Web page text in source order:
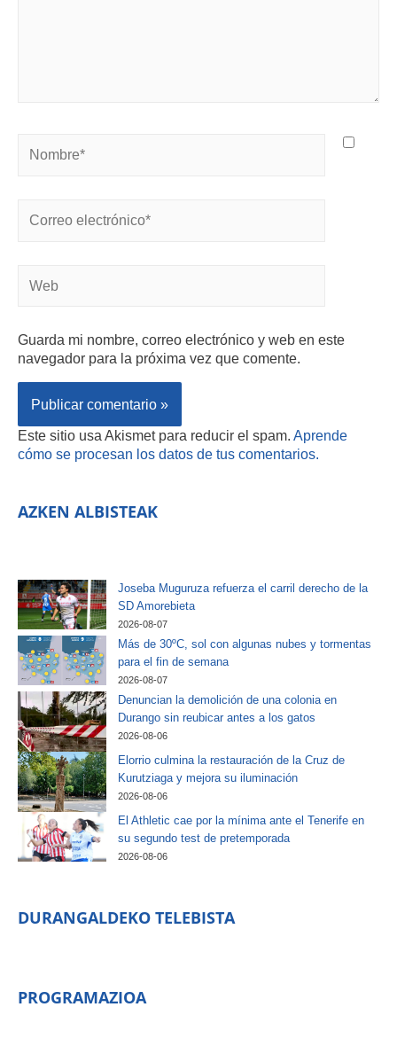
Guarda mi nombre, correo electrónico y web en este
navegador para la próxima vez que comente.
Este sitio usa Akismet para reducir el spam. Aprende
cómo se procesan los datos de tus comentarios.
AZKEN ALBISTEAK
Joseba Muguruza refuerza el carril derecho de la
SD Amorebieta
2026-08-07
Más de 30ºC, sol con algunas nubes y tormentas
para el fin de semana
2026-08-07
Denuncian la demolición de una colonia en
Durango sin reubicar antes a los gatos
2026-08-06
Elorrio culmina la restauración de la Cruz de
Kurutziaga y mejora su iluminación
2026-08-06
El Athletic cae por la mínima ante el Tenerife en
su segundo test de pretemporada
2026-08-06
DURANGALDEKO TELEBISTA
PROGRAMAZIOA